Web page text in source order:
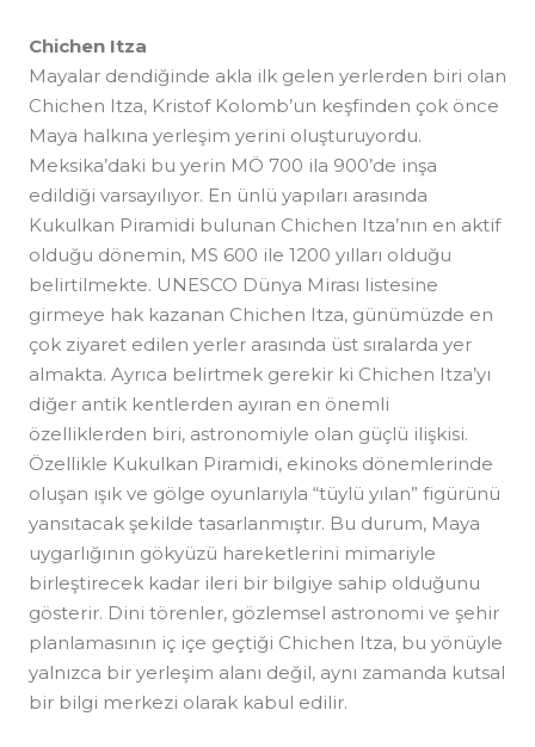
Chichen Itza
Mayalar dendiğinde akla ilk gelen yerlerden biri olan
Chichen Itza, Kristof Kolomb’un keşfinden çok önce
Maya halkına yerleşim yerini oluşturuyordu.
Meksika’daki bu yerin MÖ 700 ila 900’de inşa
edildiği varsayılıyor. En ünlü yapıları arasında
Kukulkan Piramidi bulunan Chichen Itza’nın en aktif
olduğu dönemin, MS 600 ile 1200 yılları olduğu
belirtilmekte. UNESCO Dünya Mirası listesine
girmeye hak kazanan Chichen Itza, günümüzde en
çok ziyaret edilen yerler arasında üst sıralarda yer
almakta. Ayrıca belirtmek gerekir ki Chichen Itza’yı
diğer antik kentlerden ayıran en önemli
özelliklerden biri, astronomiyle olan güçlü ilişkisi.
Özellikle Kukulkan Piramidi, ekinoks dönemlerinde
oluşan ışık ve gölge oyunlarıyla “tüylü yılan” figürünü
yansıtacak şekilde tasarlanmıştır. Bu durum, Maya
uygarlığının gökyüzü hareketlerini mimariyle
birleştirecek kadar ileri bir bilgiye sahip olduğunu
gösterir. Dini törenler, gözlemsel astronomi ve şehir
planlamasının iç içe geçtiği Chichen Itza, bu yönüyle
yalnızca bir yerleşim alanı değil, aynı zamanda kutsal
bir bilgi merkezi olarak kabul edilir.